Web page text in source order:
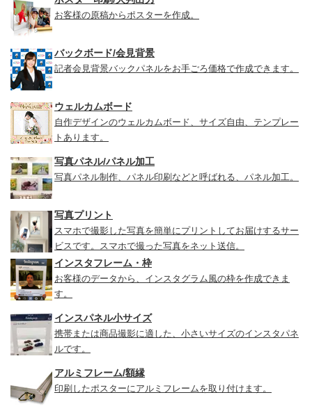
お客様の原稿からポスターを作成。
バックボード/会見背景
記者会見背景バックパネルをお手ごろ価格で作成できます。
ウェルカムボード
自作デザインのウェルカムボード、サイズ自由、テンプレー
トあります。
写真パネル/パネル加工
写真パネル制作、パネル印刷などと呼ばれる、パネル加工。
写真プリント
スマホで撮影した写真を簡単にプリントしてお届けするサー
ビスです。スマホで撮った写真をネット送信。
インスタフレーム・枠
お客様のデータから、インスタグラム風の枠を作成できま
す。
インスパネル小サイズ
携帯または商品撮影に適した、小さいサイズのインスタパネ
ルです。
アルミフレーム/額縁
印刷したポスターにアルミフレームを取り付けます。